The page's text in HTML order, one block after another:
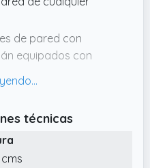
de pared con
equipados con
cualquier rincón
12 x 0.2 pulgadas,
tamaño grande.
y números
técnicas